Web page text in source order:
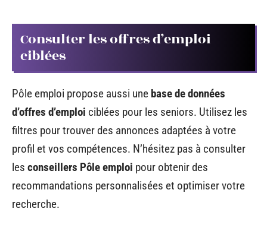
Consulter les offres d’emploi
ciblées
Pôle emploi propose aussi une base de données
d’offres d’emploi ciblées pour les seniors. Utilisez les
filtres pour trouver des annonces adaptées à votre
profil et vos compétences. N’hésitez pas à consulter
les conseillers Pôle emploi pour obtenir des
recommandations personnalisées et optimiser votre
recherche.